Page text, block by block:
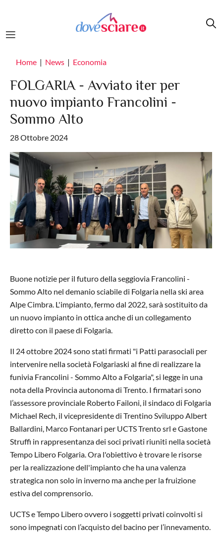
Home News Economia
FOLGARIA - Avviato iter per
nuovo impianto Francolini -
Sommo Alto
28 Ottobre 2024
Buone notizie per il futuro della seggiovia Francolini -
Sommo Alto nel demanio sciabile di Folgaria nella ski area
Alpe Cimbra. L'impianto, fermo dal 2022, sarà sostituito da
un nuovo impianto in ottica anche di un collegamento
diretto con il paese di Folgaria.
Il 24 ottobre 2024 sono stati firmati "i Patti parasociali per
intervenire nella società Folgariaski al fine di realizzare la
funivia Francolini - Sommo Alto a Folgaria", si legge in una
nota della Provincia autonoma di Trento. I firmatari sono
l’assessore provinciale Roberto Failoni, il sindaco di Folgaria
Michael Rech, il vicepresidente di Trentino Sviluppo Albert
Ballardini, Marco Fontanari per UCTS Trento srl e Gastone
Struffi in rappresentanza dei soci privati riuniti nella società
Tempo Libero Folgaria. Ora l'obiettivo è trovare le risorse
per la realizzazione dell'impianto che ha una valenza
strategica non solo in inverno ma anche per la fruizione
estiva del comprensorio.
UCTS e Tempo Libero ovvero i soggetti privati coinvolti si
sono impegnati con l’acquisto del bacino per l’innevamento.